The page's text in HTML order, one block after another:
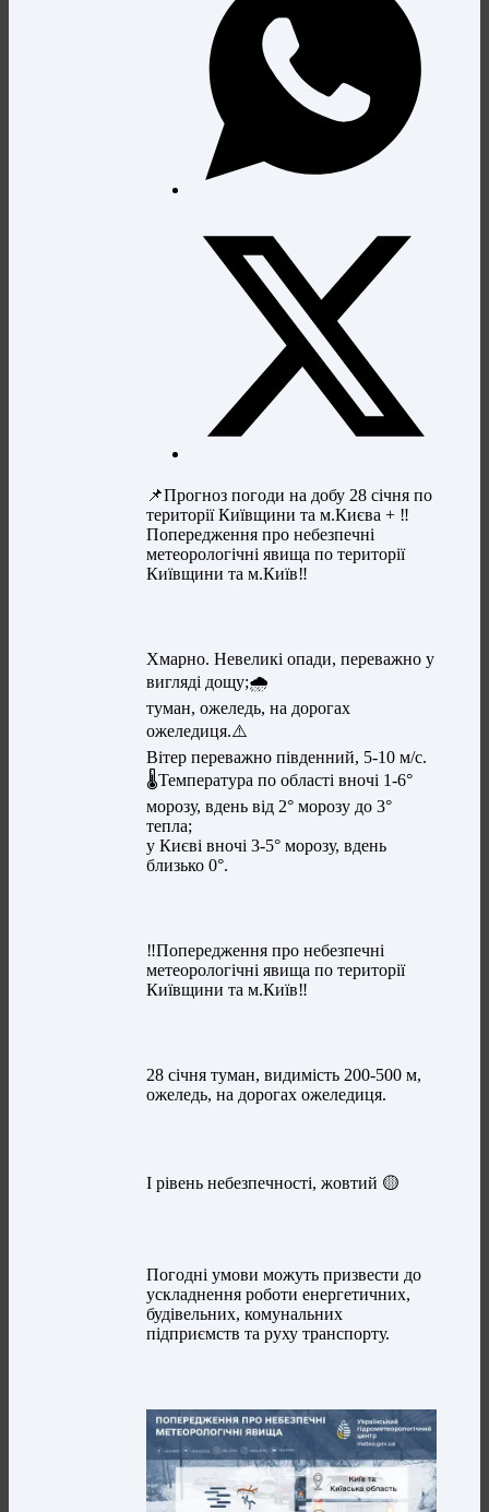
📌Прогноз погоди на добу 28 січня по
території Київщини та м.Києва + ‼️
Попередження про небезпечні
метеорологічні явища по території
Київщини та м.Київ‼️
Хмарно. Невеликі опади, переважно у
вигляді дощу;🌧
туман, ожеледь, на дорогах
ожеледиця.⚠️
Вітер переважно південний, 5-10 м/с.
🌡Температура по області вночі 1-6°
морозу, вдень від 2° морозу до 3°
тепла;
у Києві вночі 3-5° морозу, вдень
близько 0°.
‼️Попередження про небезпечні
метеорологічні явища по території
Київщини та м.Київ‼️
28 січня туман, видимість 200-500 м,
ожеледь, на дорогах ожеледиця.
I рівень небезпечності, жовтий 🟡
Погодні умови можуть призвести до
ускладнення роботи енергетичних,
будівельних, комунальних
підприємств та руху транспорту.